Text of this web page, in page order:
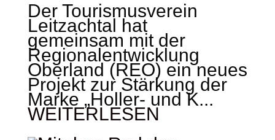
Der Tourismusverein
Leitzachtal hat
gemeinsam mit der
Regionalentwicklung
Oberland (REO) ein neues
Projekt zur Stärkung der
Marke „Holler- und K...
WEITERLESEN